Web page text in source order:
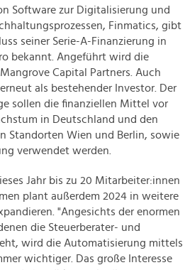
Software zur Digitalisierung und
Finmatics, gibt
seiner Serie-A-Finanzierung in
bekannt. Angeführt wird die
Capital Partners. Auch
als bestehender Investor. Der
sollen die finanziellen Mittel vor
in Deutschland und den
Standorten Wien und Berlin, sowie
verwendet werden.
Jahr bis zu 20 Mitarbeiter:innen
plant außerdem 2024 in weitere
"Angesichts der enormen
die Steuerberater- und
wird die Automatisierung mittels
wichtiger. Das große Interesse